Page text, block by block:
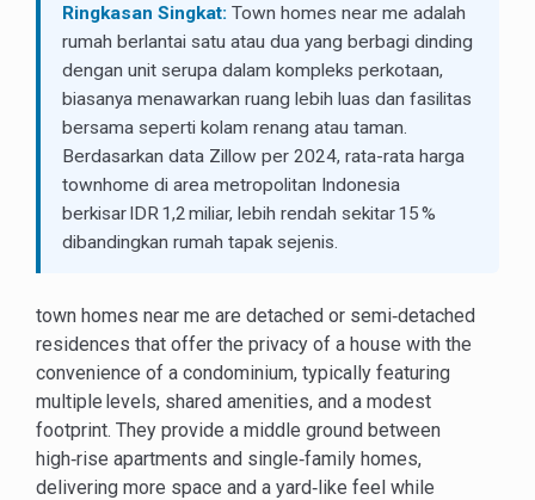
Ringkasan Singkat: Town homes near me adalah
rumah berlantai satu atau dua yang berbagi dinding
dengan unit serupa dalam kompleks perkotaan,
biasanya menawarkan ruang lebih luas dan fasilitas
bersama seperti kolam renang atau taman.
Berdasarkan data Zillow per 2024, rata-rata harga
townhome di area metropolitan Indonesia
berkisar IDR 1,2 miliar, lebih rendah sekitar 15 %
dibandingkan rumah tapak sejenis.
town homes near me are detached or semi‑detached
residences that offer the privacy of a house with the
convenience of a condominium, typically featuring
multiple levels, shared amenities, and a modest
footprint. They provide a middle ground between
high‑rise apartments and single‑family homes,
delivering more space and a yard‑like feel while